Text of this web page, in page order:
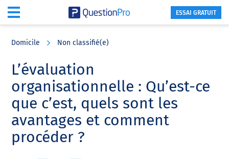
content
sidebar
ESSAI GRATUIT
Domicile Non classifié(e)
L’évaluation
organisationnelle : Qu’est-ce
que c’est, quels sont les
avantages et comment
procéder ?